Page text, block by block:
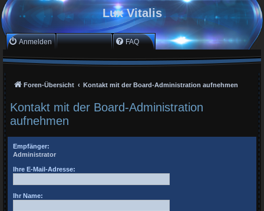
Lux Vitalis
Anmelden Registrieren FAQ
Foren-Übersicht Kontakt mit der Board-Administration aufnehmen
Kontakt mit der Board-Administration
aufnehmen
Empfänger:
Administrator
Ihre E-Mail-Adresse:
Ihr Name: